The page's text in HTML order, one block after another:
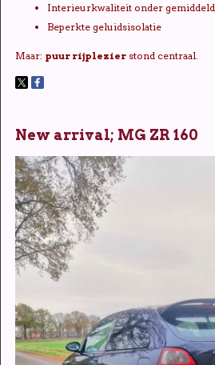
Interieurkwaliteit onder gemiddeld
Beperkte geluidsisolatie
Maar: puur rijplezierstond centraal.
New arrival; MG ZR 160